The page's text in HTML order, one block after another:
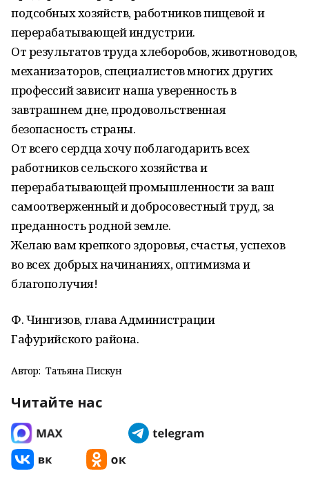
подсобных хозяйств, работников пищевой и
перерабатывающей индустрии.
От результатов труда хлеборобов, животноводов,
механизаторов, специалистов многих других
профессий зависит наша уверенность в
завтрашнем дне, продовольственная
безопасность страны.
От всего сердца хочу поблагодарить всех
работников сельского хозяйства и
перерабатывающей промышленности за ваш
самоотверженный и добросовестный труд, за
преданность родной земле.
Желаю вам крепкого здоровья, счастья, успехов
во всех добрых начинаниях, оптимизма и
благополучия!
Ф. Чингизов, глава Администрации
Гафурийского района.
Автор: Татьяна Пискун
Читайте нас